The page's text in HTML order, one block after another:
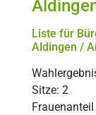
Liste für
Aldingen /
Sitze: 2